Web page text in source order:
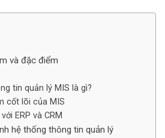
và đặc điểm
tin quản lý MIS là gì?
cốt lõi của MIS
ERP và CRM
hệ thống thông tin quản lý